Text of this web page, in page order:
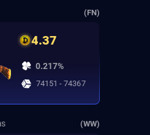
(FN)
4.37
0.217%
74151 - 74367
(WW)